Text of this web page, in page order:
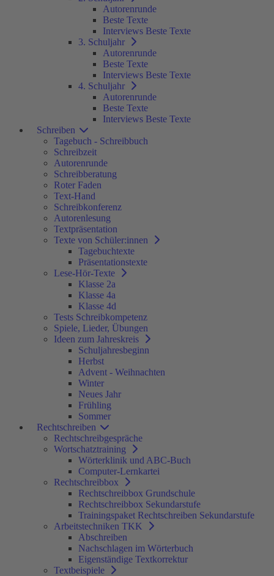
Autorenrunde
Beste Texte
Interviews Beste Texte
3. Schuljahr
Autorenrunde
Beste Texte
Interviews Beste Texte
4. Schuljahr
Autorenrunde
Beste Texte
Interviews Beste Texte
Schreiben
Tagebuch - Schreibbuch
Schreibzeit
Autorenrunde
Schreibberatung
Roter Faden
Text-Hand
Schreibkonferenz
Autorenlesung
Textpräsentation
Texte von Schüler:innen
Tagebuchtexte
Präsentationstexte
Lese-Hör-Texte
Klasse 2a
Klasse 4a
Klasse 4d
Tests Schreibkompetenz
Spiele, Lieder, Übungen
Ideen zum Jahreskreis
Schuljahresbeginn
Herbst
Advent - Weihnachten
Winter
Neues Jahr
Frühling
Sommer
Rechtschreiben
Rechtschreibgespräche
Wortschatztraining
Wörterklinik und ABC-Buch
Computer-Lernkartei
Rechtschreibbox
Rechtschreibbox Grundschule
Rechtschreibbox Sekundarstufe
Trainingspaket Rechtschreiben Sekundarstufe
Arbeitstechniken TKK
Abschreiben
Nachschlagen im Wörterbuch
Eigenständige Textkorrektur
Textbeispiele